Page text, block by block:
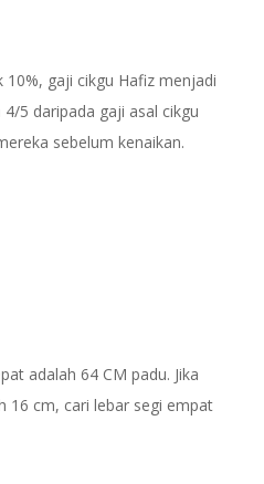
10%, gaji cikgu Hafiz menjadi
5 daripada gaji asal cikgu
sebelum kenaikan.
adalah 64 CM padu. Jika
16 cm, cari lebar segi empat